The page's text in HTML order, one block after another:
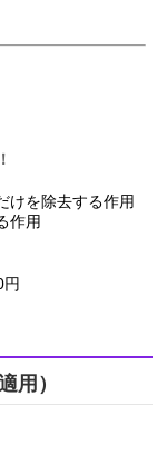
けを除去する作用
作用
用）